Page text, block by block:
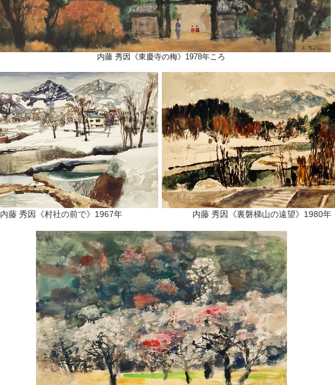
内藤 秀因《東慶寺の梅》1978年ころ
内藤 秀因《村社の前で》1967年 内藤 秀因《裏磐梯山の遠望》1980年